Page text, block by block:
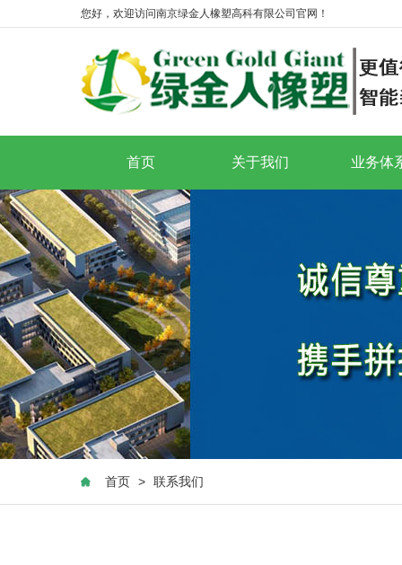
您好，欢迎访问南京绿金人橡塑高科有限公司官网！
首页 关于我们 业务体
首页 > 联系我们